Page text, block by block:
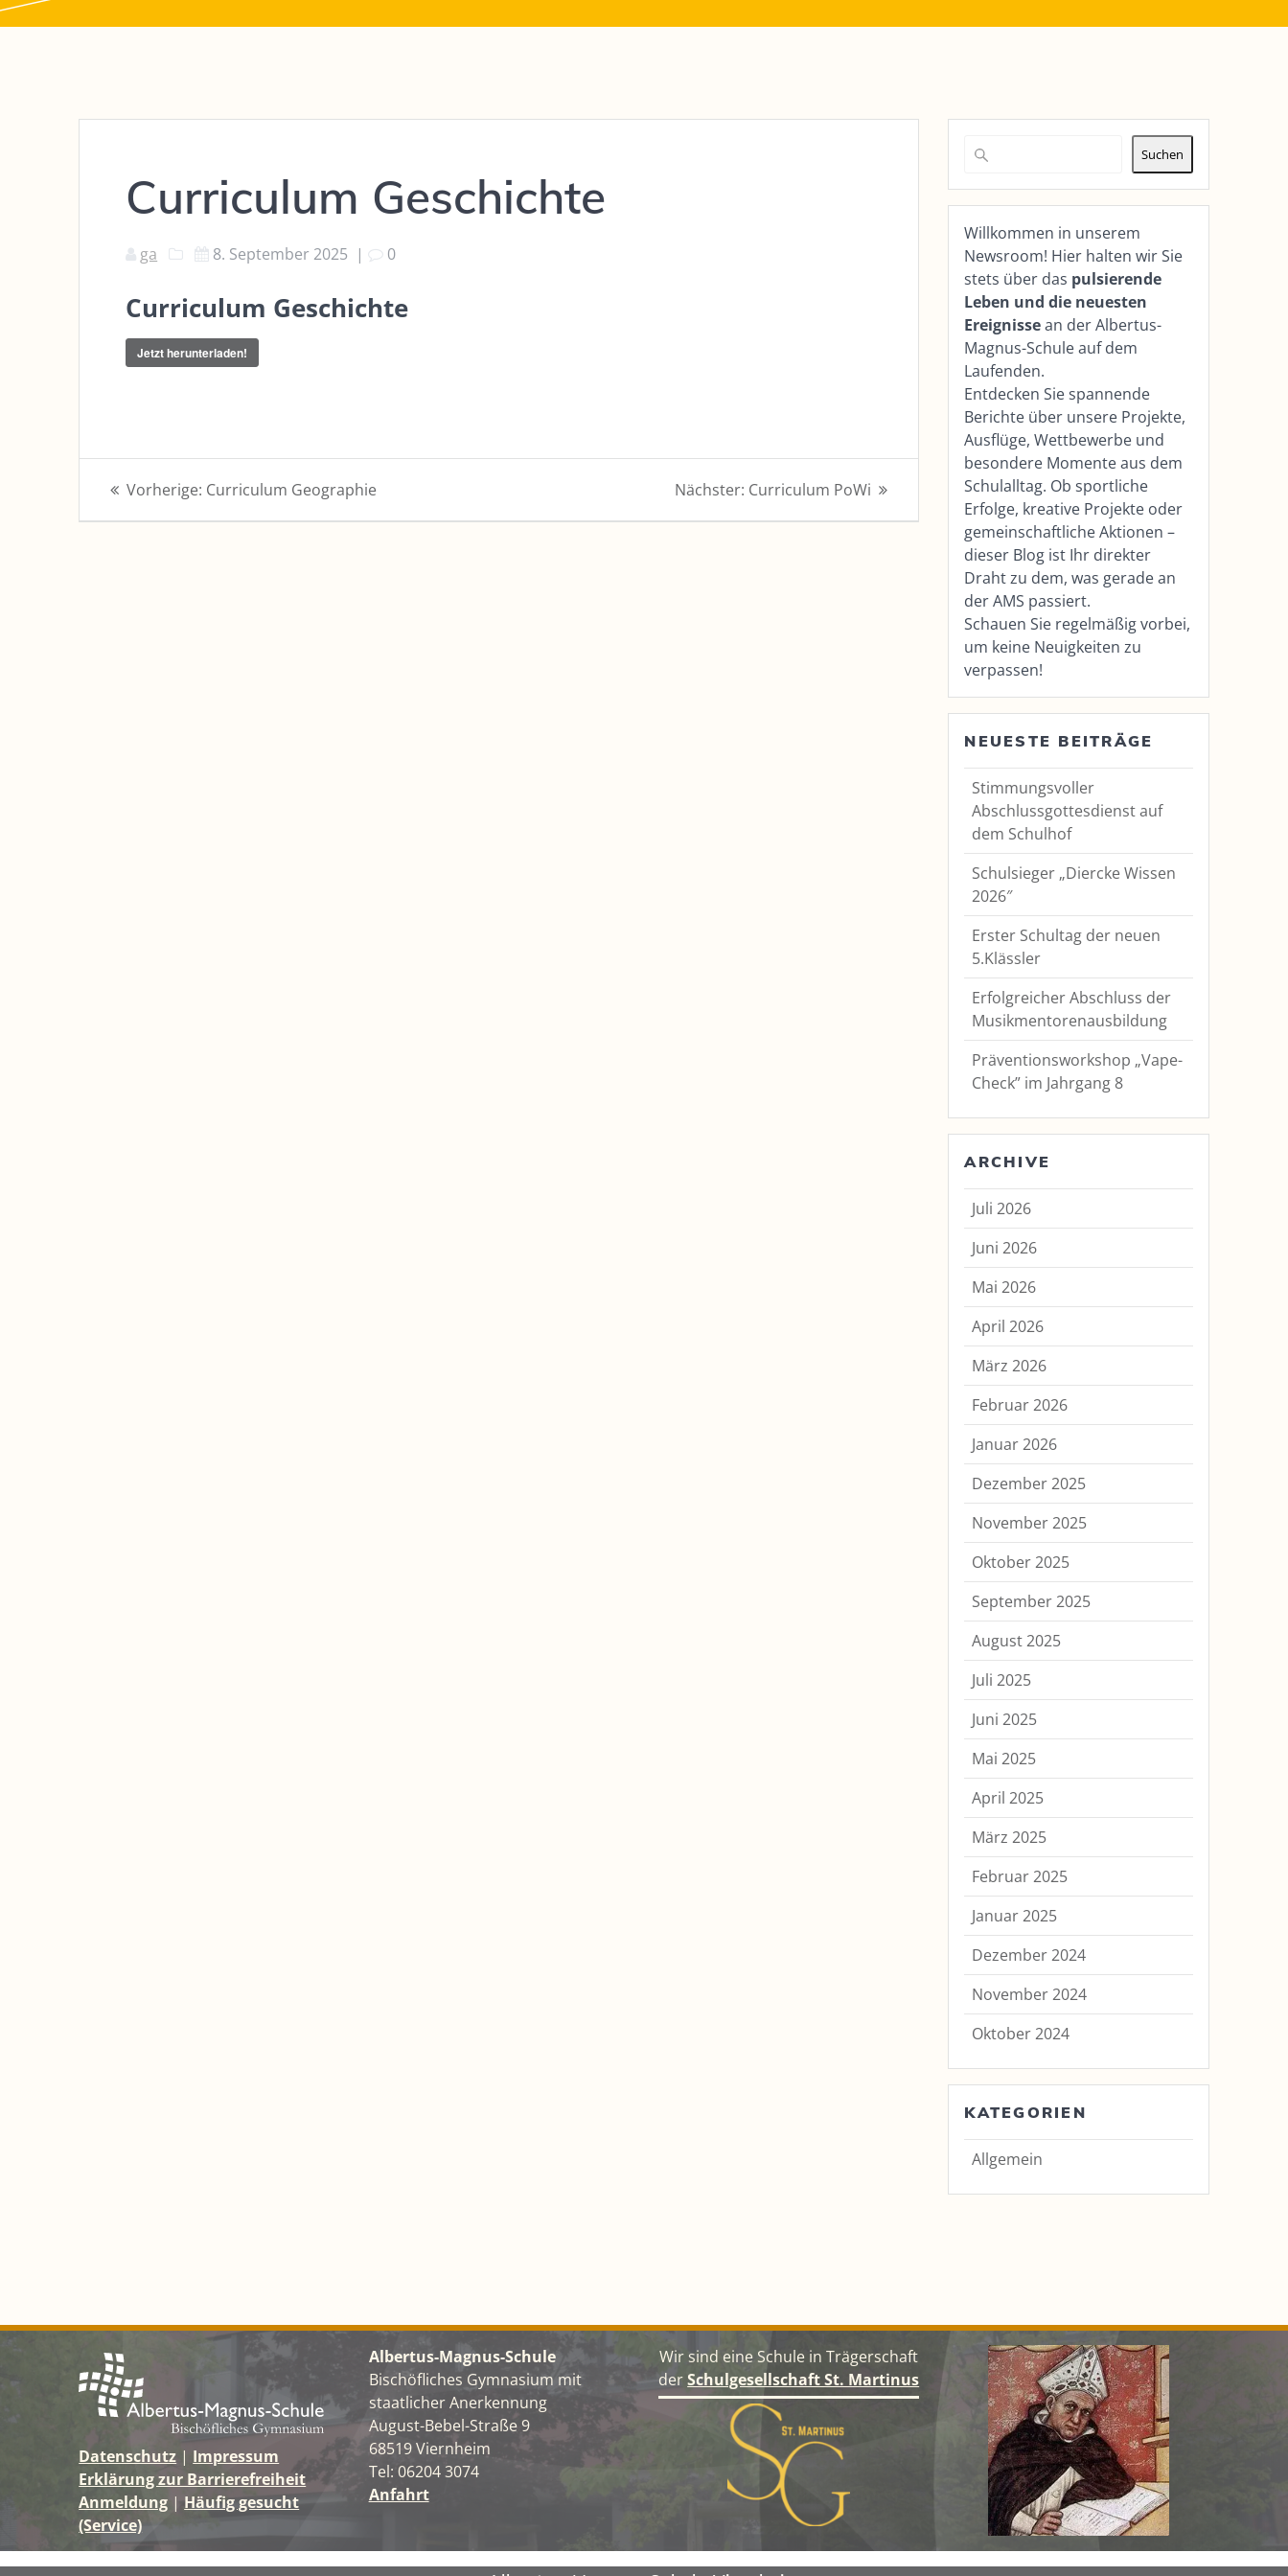
Curriculum Geschichte
ga 8. September 2025 | 0
Curriculum Geschichte
Jetzt herunterladen!
Beitragsnavigation
Vorherige: Vorheriger
Curriculum Geographie Nächster: Nächster
Curriculum PoWi
Suchen
Willkommen in unserem
Newsroom! Hier halten wir Sie
stets über das pulsierende
Leben und die neuesten
Ereignissean der Albertus-
Magnus-Schule auf dem
Laufenden.
Entdecken Sie spannende
Berichte über unsere Projekte,
Ausflüge, Wettbewerbe und
besondere Momente aus dem
Schulalltag. Ob sportliche
Erfolge, kreative Projekte oder
gemeinschaftliche Aktionen –
dieser Blog ist Ihr direkter
Draht zu dem, was gerade an
der AMS passiert.
Schauen Sie regelmäßig vorbei,
um keine Neuigkeiten zu
verpassen!
NEUESTE BEITRÄGE
Stimmungsvoller
Abschlussgottesdienst auf
dem Schulhof
Schulsieger „Diercke Wissen
2026″
Erster Schultag der neuen
5.Klässler
Erfolgreicher Abschluss der
Musikmentorenausbildung
Präventionsworkshop „Vape-
Check” im Jahrgang 8
ARCHIVE
Juli 2026
Juni 2026
Mai 2026
April 2026
März 2026
Februar 2026
Januar 2026
Dezember 2025
November 2025
Oktober 2025
September 2025
August 2025
Juli 2025
Juni 2025
Mai 2025
April 2025
März 2025
Februar 2025
Januar 2025
Dezember 2024
November 2024
Oktober 2024
KATEGORIEN
Allgemein
Datenschutz | Impressum
Erklärung zur Barrierefreiheit
Anmeldung |Häufig gesucht
(Service)
Albertus-Magnus-Schule
Bischöfliches Gymnasium mit
staatlicher Anerkennung
August-Bebel-Straße 9
68519 Viernheim
Tel: 06204 3074
Anfahrt
Wir sind eine Schule in Trägerschaft
derSchulgesellschaft St. Martinus